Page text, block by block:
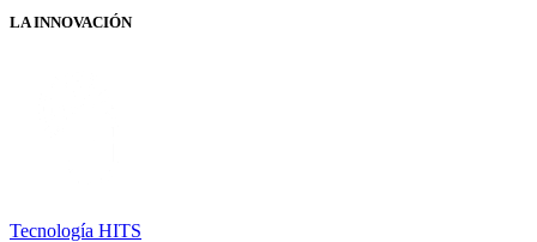
LA INNOVACIÓN
Tecnología HITS